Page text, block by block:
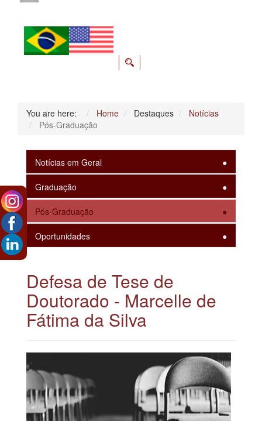
You are here: Home Destaques
Notícias
Pós-Graduação
Notícias em Geral
Graduação
Pós-Graduação
Oportunidades
Defesa de Tese de
Doutorado - Marcelle de
Fátima da Silva